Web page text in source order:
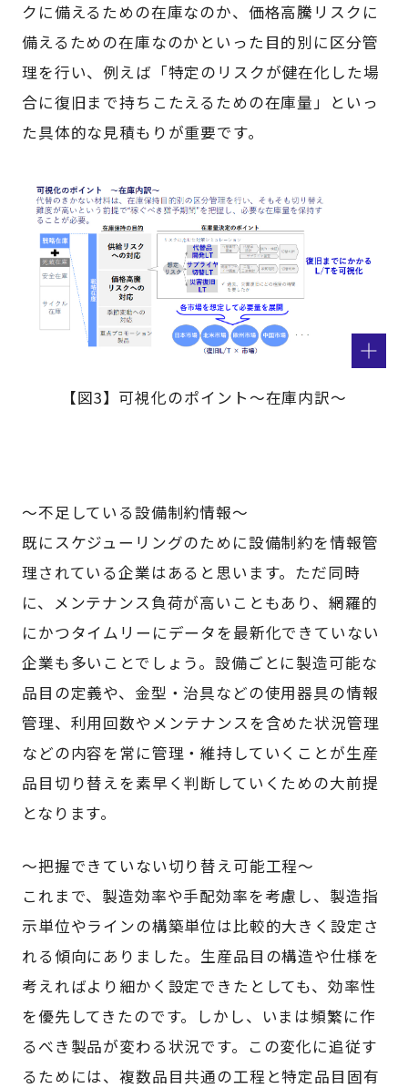
クに備えるための在庫なのか、価格高騰リスクに
備えるための在庫なのかといった目的別に区分管
理を行い、例えば「特定のリスクが健在化した場
合に復旧まで持ちこたえるための在庫量」といっ
た具体的な見積もりが重要です。
【図3】可視化のポイント～在庫内訳～
～不足している設備制約情報～
既にスケジューリングのために設備制約を情報管
理されている企業はあると思います。ただ同時
に、メンテナンス負荷が高いこともあり、網羅的
にかつタイムリーにデータを最新化できていない
企業も多いことでしょう。設備ごとに製造可能な
品目の定義や、金型・治具などの使用器具の情報
管理、利用回数やメンテナンスを含めた状況管理
などの内容を常に管理・維持していくことが生産
品目切り替えを素早く判断していくための大前提
となります。
～把握できていない切り替え可能工程～
これまで、製造効率や手配効率を考慮し、製造指
示単位やラインの構築単位は比較的大きく設定さ
れる傾向にありました。生産品目の構造や仕様を
考えればより細かく設定できたとしても、効率性
を優先してきたのです。しかし、いまは頻繁に作
るべき製品が変わる状況です。この変化に追従す
るためには、複数品目共通の工程と特定品目固有